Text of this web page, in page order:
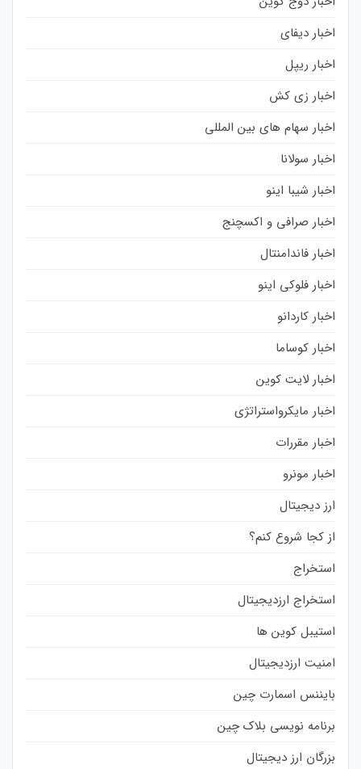
اخبار دیفای
اخبار ریپل
اخبار زی کش
اخبار سهام های بین المللی
اخبار سولانا
اخبار شیبا اینو
اخبار صرافی و اکسچنج
اخبار فاندامنتال
اخبار فلوکی اینو
اخبار کاردانو
اخبار کوساما
اخبار لایت کوین
اخبار مایکرواستراتژی
اخبار مقررات
اخبار مونرو
ارز دیجیتال
از کجا شروع کنم؟
استخراج
استخراج ارزدیجیتال
استیبل کوین ها
امنیت ارزدیجیتال
بایننس اسمارت چین
برنامه نویسی بلاک چین
بزرگان ارز دیجیتال